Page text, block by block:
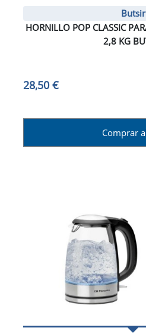
Butsir
HORNILLO POP CLASSIC
2,8 KG
28,50 €
Comprar